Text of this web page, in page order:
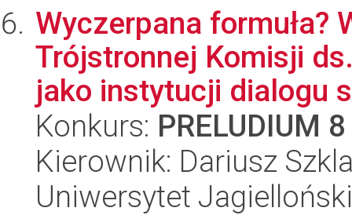
Wyczerpana formuła?
Trójstronnej Komisji
jako instytucji dialogu
Konkurs: PRELUDIUM 8
Kierownik: Dariusz
Uniwersytet